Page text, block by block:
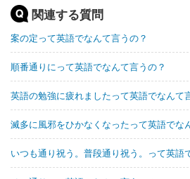
関連する質問
案の定って英語でなんて言うの？
順番通りにって英語でなんて言うの？
英語の勉強に疲れましたって英語でなんて
滅多に風邪をひかなくなったって英語でな
いつも通り祝う。普段通り祝う。って英語